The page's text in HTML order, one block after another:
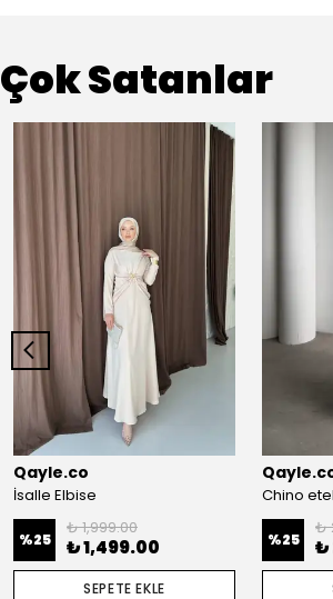
Çok Satanlar
Qayle.co
İsalle Elbise
%25
₺ 1,999.00
₺ 1,499.00
SEPETE EKLE
Chino
%25
₺
₺